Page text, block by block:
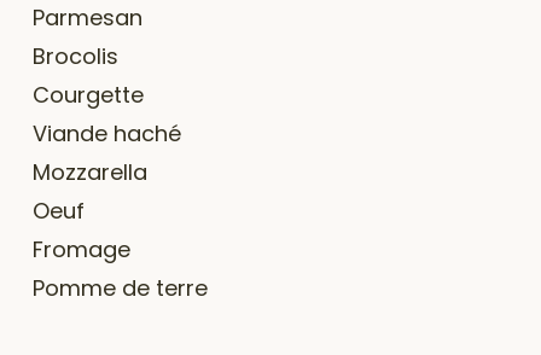
Parmesan
Brocolis
Courgette
Viande haché
Mozzarella
Oeuf
Fromage
Pomme de terre